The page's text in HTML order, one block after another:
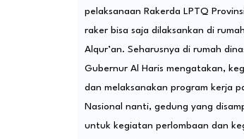
pelaksanaan Rakerda LPTQ
raker bisa saja dilaksankan di
Alqur’an. Seharusnya di rumah
Gubernur Al Haris mengatakan,
dan melaksanakan program kerja
Nasional nanti, gedung yang
untuk kegiatan perlombaan dan